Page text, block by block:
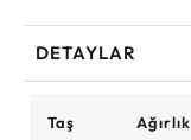
DETAYLAR
Taş Ağırlık